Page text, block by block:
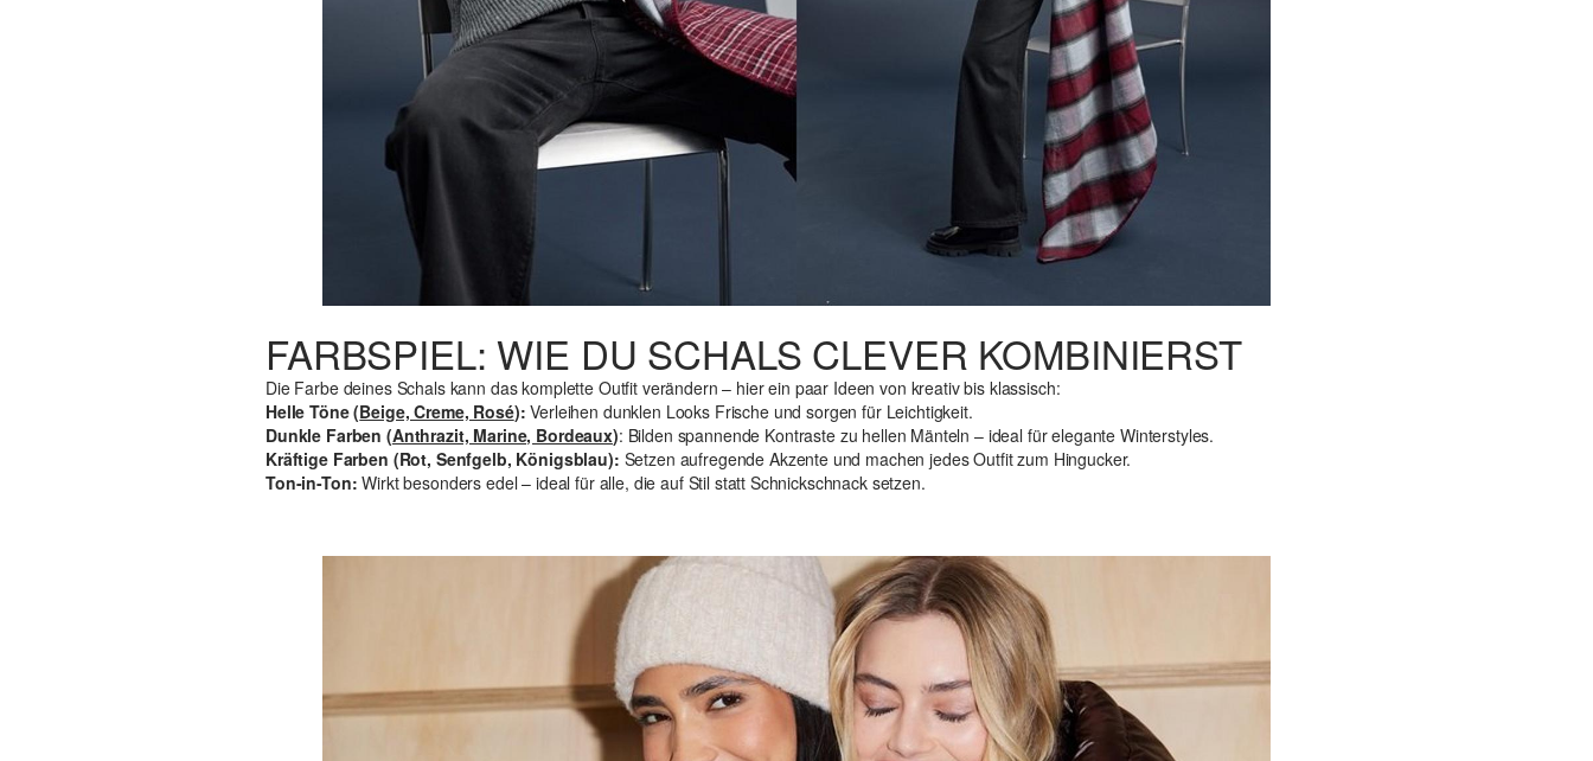
FARBSPIEL: WIE DU SCHALS CLEVER KOMBINIERST
Die Farbe deines Schals kann das komplette Outfit verändern – hier ein paar Ideen von kreativ bis klassisch:
Helle Töne (Beige, Creme, Rosé): Verleihen dunklen Looks Frische und sorgen für Leichtigkeit.
Dunkle Farben (Anthrazit, Marine, Bordeaux): Bilden spannende Kontraste zu hellen Mänteln – ideal für elegante Winterstyles.
Kräftige Farben (Rot, Senfgelb, Königsblau): Setzen aufregende Akzente und machen jedes Outfit zum Hingucker.
Ton-in-Ton: Wirkt besonders edel – ideal für alle, die auf Stil statt Schnickschnack setzen.